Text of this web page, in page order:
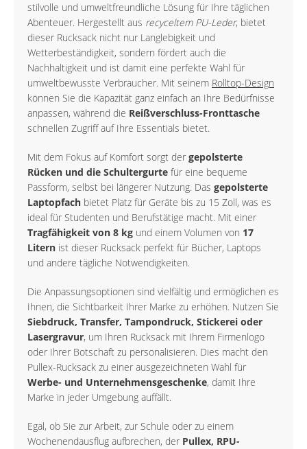
stilvolle und umweltfreundliche Lösung für Ihre täglichen
Abenteuer. Hergestellt aus recyceltem PU-Leder, bietet
dieser Rucksack nicht nur Langlebigkeit und
Wetterbeständigkeit, sondern fördert auch die
Nachhaltigkeit und ist damit eine perfekte Wahl für
umweltbewusste Verbraucher. Mit seinem Rolltop-Design
können Sie die Kapazität ganz einfach an Ihre Bedürfnisse
anpassen, während die Reißverschluss-Fronttasche
schnellen Zugriff auf Ihre Essentials bietet.
Mit dem Fokus auf Komfort sorgt der gepolsterte
Rücken und die Schultergurte für eine bequeme
Passform, selbst bei längerer Nutzung. Das gepolsterte
Laptopfach bietet Platz für Geräte bis zu 15 Zoll, was es
ideal für Studenten und Berufstätige macht. Mit einer
Tragfähigkeit von 8 kg und einem Volumen von 17
Litern ist dieser Rucksack perfekt für Bücher, Laptops
und andere tägliche Notwendigkeiten.
Die Anpassungsoptionen sind vielfältig und ermöglichen es
Ihnen, die Sichtbarkeit Ihrer Marke zu erhöhen. Nutzen Sie
Siebdruck, Transfer, Tampondruck, Stickerei oder
Lasergravur, um Ihren Rucksack mit Ihrem Firmenlogo
oder Ihrer Botschaft zu personalisieren. Dies macht den
Pullex-Rucksack zu einer ausgezeichneten Wahl für
Werbe- und Unternehmensgeschenke, damit Ihre
Marke in jeder Umgebung auffällt.
Egal, ob Sie zur Arbeit, zur Schule oder zu einem
Wochenendausflug aufbrechen, der Pullex, RPU-